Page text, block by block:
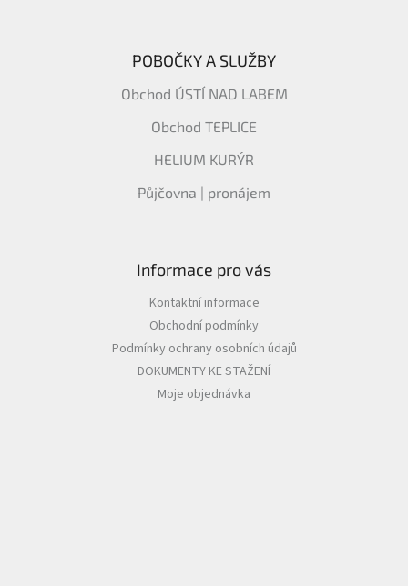
POBOČKY A SLUŽBY
Obchod ÚSTÍ NAD LABEM
Obchod TEPLICE
HELIUM KURÝR
Půjčovna | pronájem
Informace pro vás
Kontaktní informace
Obchodní podmínky
Podmínky ochrany osobních údajů
DOKUMENTY KE STAŽENÍ
Moje objednávka